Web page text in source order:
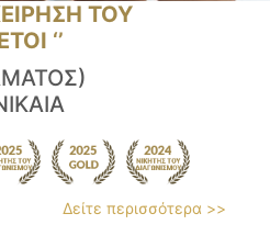
ΤΟΥ
‘’
Δείτε περισσότερα >>